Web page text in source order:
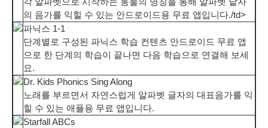
의 음가를 익힐 수 있는 안드로이드용 무료 앱입니다./td>
파닉스 1-1
단계별로 구성된 파닉스 학습 컨텐츠 안드로이드 무료 앱
으로 한 단계의 학습이 끝나면 다음 학습으로 연결해 보세
요.
Dr. Kids Phonics Sing Along
노래를 부르면서 자연스럽게 알파벳 글자의 대표음가를 익
힐 수 있는 애플용 무료 앱입니다.
Starfall ABCs